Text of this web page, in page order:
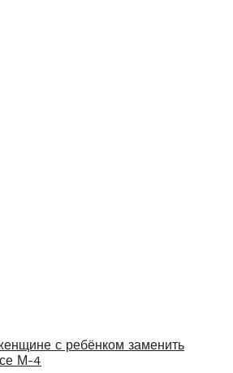
с ребёнком заменить
М-4